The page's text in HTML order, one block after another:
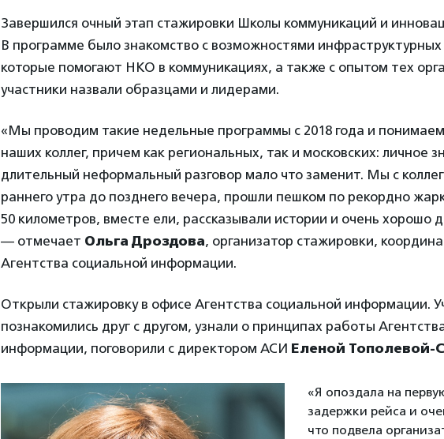
Завершился очный этап стажировки Школы коммуникаций и
В программе было знакомство с возможностями инфраструктурных
которые помогают НКО в коммуникациях, а также с опытом тех
участники назвали образцами и лидерами.
«Мы проводим такие недельные программы с 2018 года и
наших коллег, причем как региональных, так и московских: личное
длительный неформальный разговор мало что заменит. Мы с
раннего утра до позднего вечера, прошли пешком по рекордно
50 километров, вместе ели, рассказывали истории и очень хорошо
— отмечает Ольга Дроздова, организатор стажировки,
Агентства социальной информации.
Открыли стажировку в офисе Агентства социальной информации.
познакомились друг с другом, узнали о принципах работы
информации, поговорили с директором АСИ Еленой Тополевой-
«Я опоздала на
задержки рейса и
что подвела